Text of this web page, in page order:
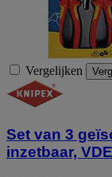
Vergelijken
Set van 3
inzetbaar,